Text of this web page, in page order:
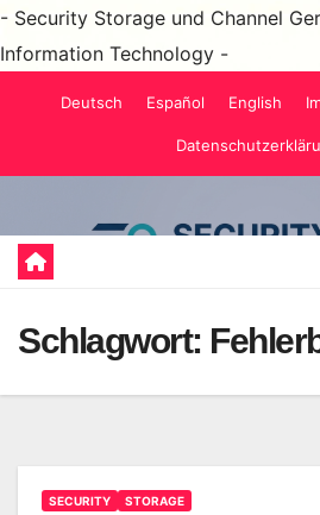
- Security Storage und Channel
Information Technology -
Deutsch Español English
Schlagwort:
SECURITY STORAGE